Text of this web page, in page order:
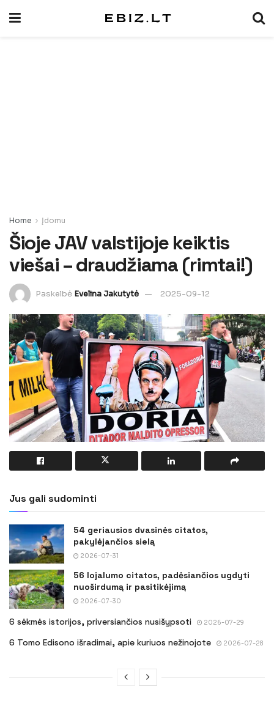
Home Įdomu
Šioje JAV valstijoje keiktis
viešai – draudžiama (rimtai!)
Paskelbė Evelina Jakutytė 2025-09-12
Jus gali sudominti
54 geriausios dvasinės citatos,
pakylėjančios sielą
2026-07-31
56 lojalumo citatos, padėsiančios ugdyti
nuoširdumą ir pasitikėjimą
2026-07-30
6 sėkmės istorijos, priversiančios nusišypsoti 2026-07-29
6 Tomo Edisono išradimai, apie kuriuos nežinojote 2026-07-28